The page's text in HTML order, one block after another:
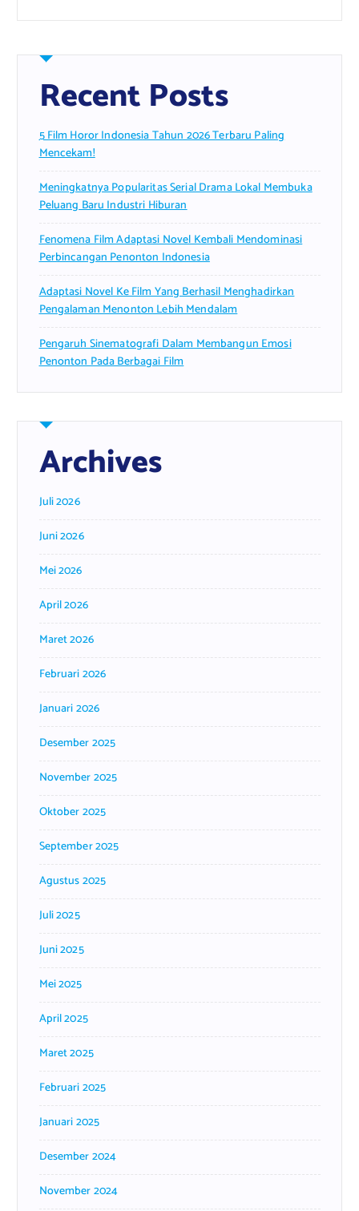
Recent Posts
5 Film Horor Indonesia Tahun 2026 Terbaru Paling
Mencekam!
Meningkatnya Popularitas Serial Drama Lokal Membuka
Peluang Baru Industri Hiburan
Fenomena Film Adaptasi Novel Kembali Mendominasi
Perbincangan Penonton Indonesia
Adaptasi Novel Ke Film Yang Berhasil Menghadirkan
Pengalaman Menonton Lebih Mendalam
Pengaruh Sinematografi Dalam Membangun Emosi
Penonton Pada Berbagai Film
Archives
Juli 2026
Juni 2026
Mei 2026
April 2026
Maret 2026
Februari 2026
Januari 2026
Desember 2025
November 2025
Oktober 2025
September 2025
Agustus 2025
Juli 2025
Juni 2025
Mei 2025
April 2025
Maret 2025
Februari 2025
Januari 2025
Desember 2024
November 2024